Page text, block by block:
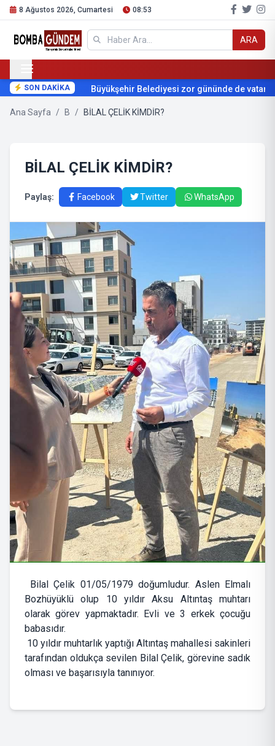
8 Ağustos 2026, Cumartesi 08:53
ARA
SON DAKİKA Büyükşehir Belediyesi zor gününde de
Ana Sayfa / B / BİLAL ÇELİK KİMDİR?
BİLAL ÇELİK KİMDİR?
Paylaş: Facebook Twitter WhatsApp
Bilal Çelik 01/05/1979 doğumludur. Aslen Elmalı
Bozhüyüklü olup 10 yıldır Aksu Altıntaş muhtarı
olarak görev yapmaktadır. Evli ve 3 erkek çocuğu
babasıdır.
10 yıldır muhtarlık yaptığı Altıntaş mahallesi sakinleri
tarafından oldukça sevilen Bilal Çelik, görevine sadık
olması ve başarısıyla tanınıyor.